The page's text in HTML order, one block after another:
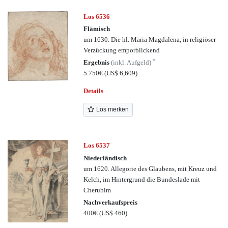
Los 6536
Flämisch
um 1630. Die hl. Maria Magdalena, in religiöser
Verzückung emporblickend
Ergebnis(inkl. Aufgeld)*
5.750€(US$ 6,609)
Details
Los merken
Los 6537
Niederländisch
um 1620. Allegorie des Glaubens, mit Kreuz und
Kelch, im Hintergrund die Bundeslade mit
Cherubim
Nachverkaufspreis
400€(US$ 460)